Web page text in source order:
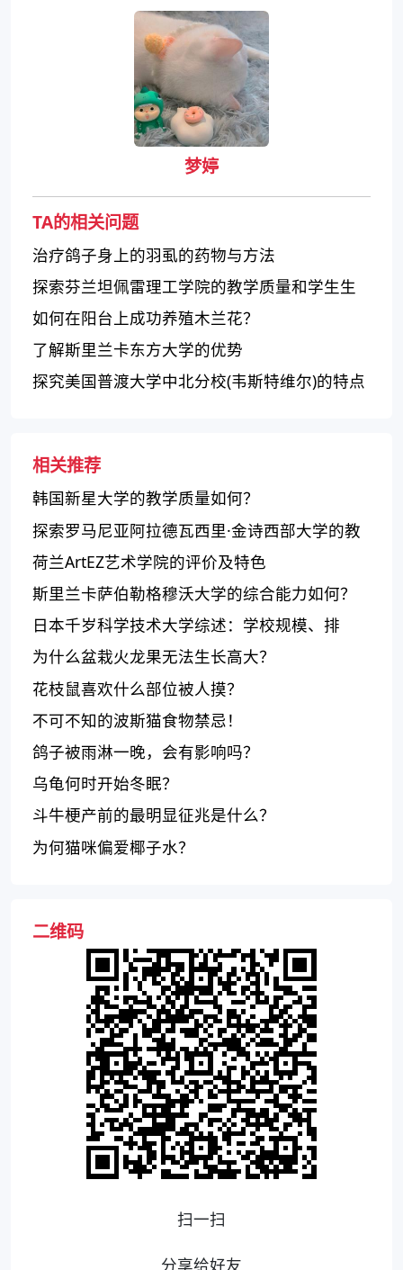
梦婷
TA的相关问题
治疗鸽子身上的羽虱的药物与方法
探索芬兰坦佩雷理工学院的教学质量和学生生
活
如何在阳台上成功养殖木兰花？
了解斯里兰卡东方大学的优势
探究美国普渡大学中北分校(韦斯特维尔)的特点
相关推荐
韩国新星大学的教学质量如何？
探索罗马尼亚阿拉德瓦西里·金诗西部大学的教
育质量
荷兰ArtEZ艺术学院的评价及特色
斯里兰卡萨伯勒格穆沃大学的综合能力如何？
日本千岁科学技术大学综述：学校规模、排
名、主要专业
为什么盆栽火龙果无法生长高大？
花枝鼠喜欢什么部位被人摸？
不可不知的波斯猫食物禁忌！
鸽子被雨淋一晚，会有影响吗？
乌龟何时开始冬眠？
斗牛梗产前的最明显征兆是什么？
为何猫咪偏爱椰子水？
二维码
扫一扫
分享给好友